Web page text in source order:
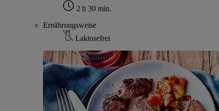
2 h 30 min.
Ernährungsweise
Laktosefrei